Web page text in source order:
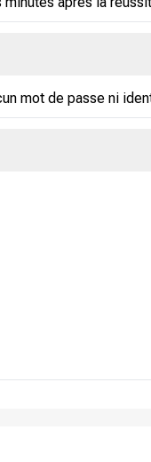
mot de passe ni